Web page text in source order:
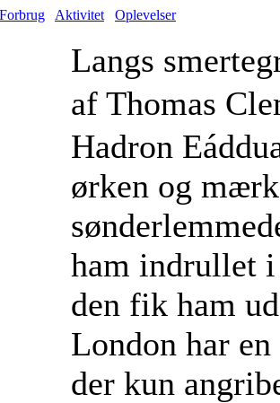
Forbrug Aktivitet Oplevelser
Langs
af Thomas
Hadron
ørken og
ham indrullet
den fik ham
London har
der kun